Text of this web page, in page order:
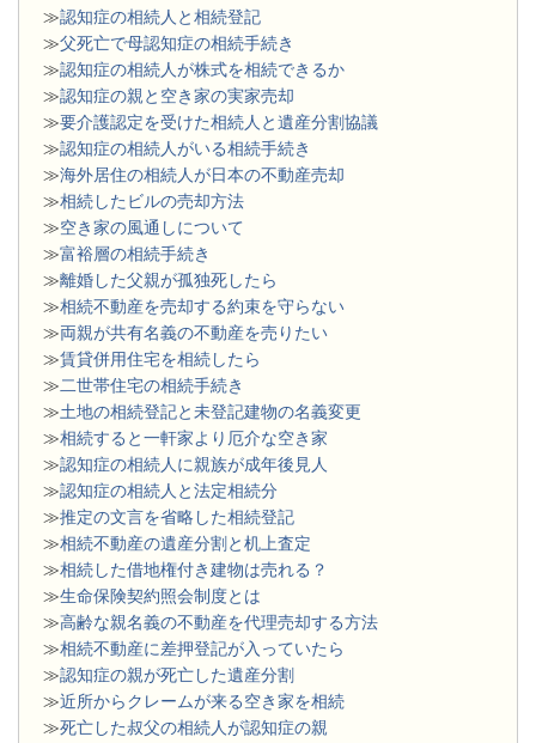
≫認知症の相続人と相続登記
≫父死亡で母認知症の相続手続き
≫認知症の相続人が株式を相続できるか
≫認知症の親と空き家の実家売却
≫要介護認定を受けた相続人と遺産分割協議
≫認知症の相続人がいる相続手続き
≫海外居住の相続人が日本の不動産売却
≫相続したビルの売却方法
≫空き家の風通しについて
≫富裕層の相続手続き
≫離婚した父親が孤独死したら
≫相続不動産を売却する約束を守らない
≫両親が共有名義の不動産を売りたい
≫賃貸併用住宅を相続したら
≫二世帯住宅の相続手続き
≫土地の相続登記と未登記建物の名義変更
≫相続すると一軒家より厄介な空き家
≫認知症の相続人に親族が成年後見人
≫認知症の相続人と法定相続分
≫推定の文言を省略した相続登記
≫相続不動産の遺産分割と机上査定
≫相続した借地権付き建物は売れる？
≫生命保険契約照会制度とは
≫高齢な親名義の不動産を代理売却する方法
≫相続不動産に差押登記が入っていたら
≫認知症の親が死亡した遺産分割
≫近所からクレームが来る空き家を相続
≫死亡した叔父の相続人が認知症の親